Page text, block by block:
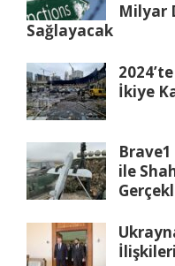
Milyar
Sağlayacak
İkiye
ile